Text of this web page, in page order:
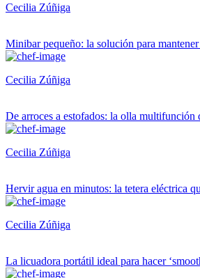
Cecilia Zúñiga
Minibar pequeño: la solución para
Cecilia Zúñiga
De arroces a estofados: la olla
Cecilia Zúñiga
Hervir agua en minutos: la tetera eléctrica
Cecilia Zúñiga
La licuadora portátil ideal para hacer